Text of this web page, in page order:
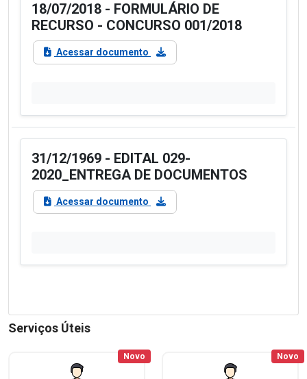
18/07/2018 - FORMULÁRIO DE
RECURSO - CONCURSO 001/2018
Acessar documento
31/12/1969 - EDITAL 029-
2020_ENTREGA DE DOCUMENTOS
Acessar documento
Serviços Úteis
Novo Novo